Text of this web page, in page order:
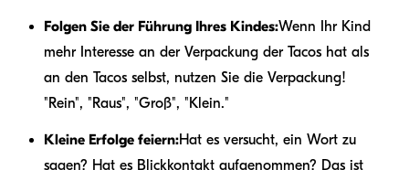
Folgen Sie der Führung Ihres Kindes:Wenn Ihr Kind
mehr Interesse an der Verpackung der Tacos hat als
an den Tacos selbst, nutzen Sie die Verpackung!
"Rein", "Raus", "Groß", "Klein."
Kleine Erfolge feiern:Hat es versucht, ein Wort zu
sagen? Hat es Blickkontakt aufgenommen? Das ist